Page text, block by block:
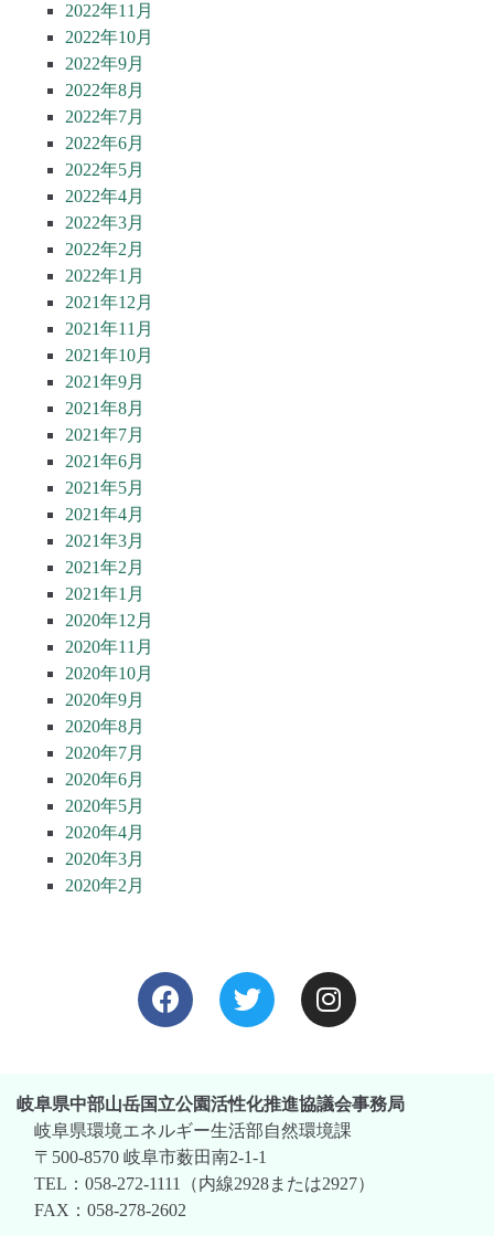
2022年11月
2022年10月
2022年9月
2022年8月
2022年7月
2022年6月
2022年5月
2022年4月
2022年3月
2022年2月
2022年1月
2021年12月
2021年11月
2021年10月
2021年9月
2021年8月
2021年7月
2021年6月
2021年5月
2021年4月
2021年3月
2021年2月
2021年1月
2020年12月
2020年11月
2020年10月
2020年9月
2020年8月
2020年7月
2020年6月
2020年5月
2020年4月
2020年3月
2020年2月
岐阜県中部山岳国立公園活性化推進協議会事務局
岐阜県環境エネルギー生活部自然環境課
〒500-8570 岐阜市薮田南2-1-1
TEL：058-272-1111（内線2928または2927）
FAX：058-278-2602